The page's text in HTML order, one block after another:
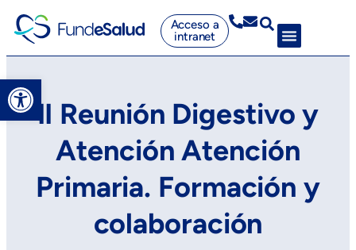
Abrir barra de herramientas
Acceso a
intranet
II Reunión Digestivo y
Atención Atención
Primaria. Formación y
colaboración